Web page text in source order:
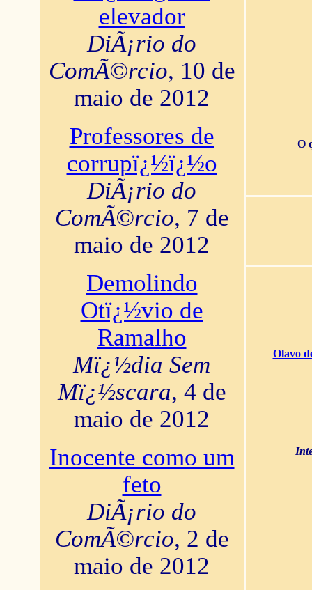
elevador
DiÃ¡rio do
ComÃ©rcio, 10 de
maio de 2012
Professores de
corrupï¿½ï¿½o
DiÃ¡rio do
ComÃ©rcio, 7 de
maio de 2012
Demolindo
Otï¿½vio de
Ramalho
Mï¿½dia Sem
Mï¿½scara, 4 de
maio de 2012
Inocente como um
feto
DiÃ¡rio do
ComÃ©rcio, 2 de
maio de 2012
O
Olavo